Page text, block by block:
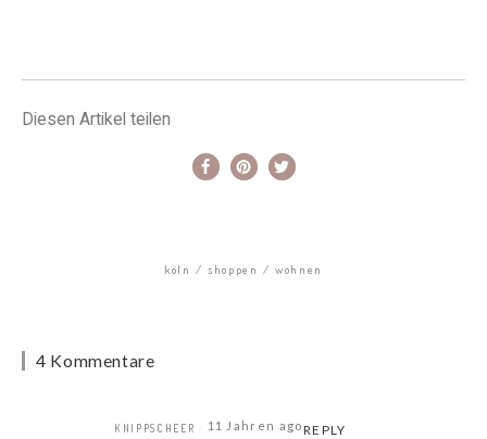
Diesen Artikel teilen
köln shoppen wohnen
4 Kommentare
KNIPPSCHEER 11 Jahren agoREPLY